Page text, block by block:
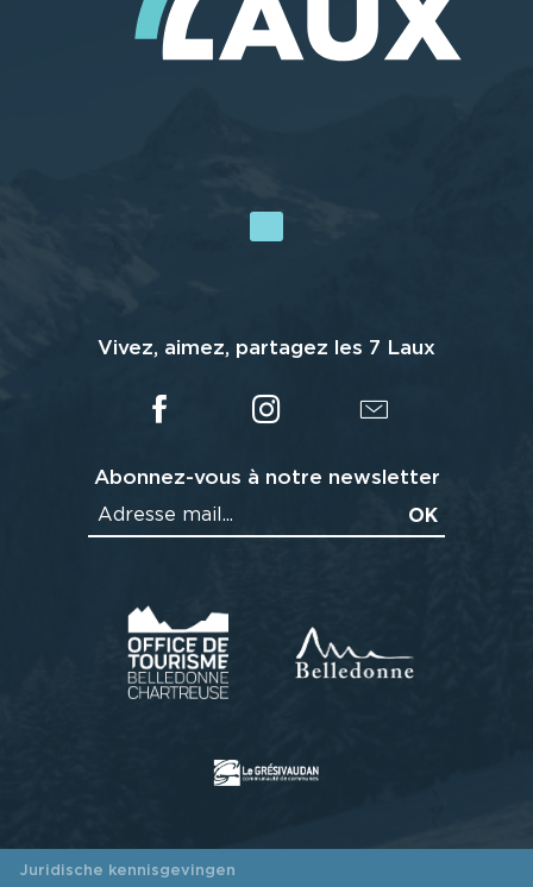
Vivez, aimez, partagez les 7 Laux
Abonnez-vous à notre newsletter
Juridische kennisgevingen